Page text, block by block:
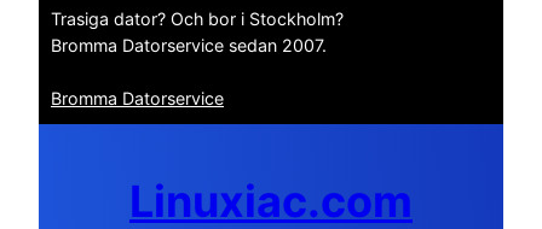
Trasiga dator? Och bor i Stockholm?
Bromma Datorservice sedan 2007.
Bromma Datorservice
Linuxiac.com